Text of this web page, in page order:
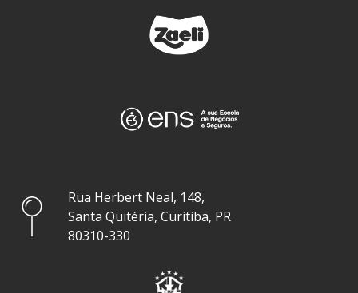
Rua Herbert Neal, 148,
Santa Quitéria, Curitiba, PR
80310-330